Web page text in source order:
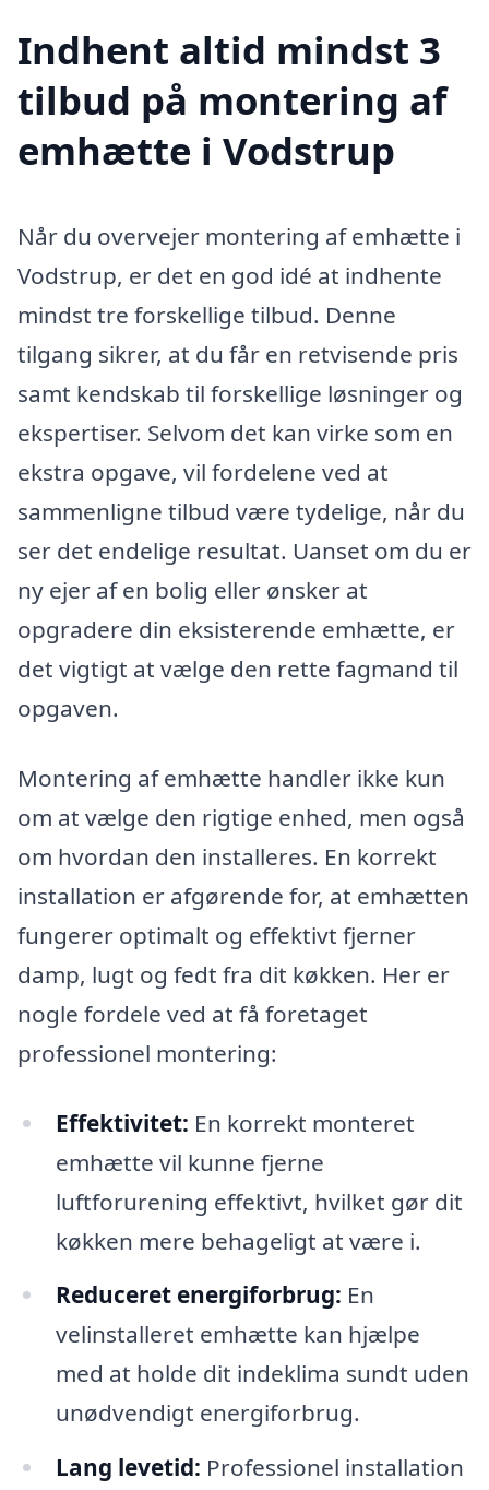
Indhent altid mindst 3
tilbud på montering af
emhætte i Vodstrup
Når du overvejer montering af emhætte i
Vodstrup, er det en god idé at indhente
mindst tre forskellige tilbud. Denne
tilgang sikrer, at du får en retvisende pris
samt kendskab til forskellige løsninger og
ekspertiser. Selvom det kan virke som en
ekstra opgave, vil fordelene ved at
sammenligne tilbud være tydelige, når du
ser det endelige resultat. Uanset om du er
ny ejer af en bolig eller ønsker at
opgradere din eksisterende emhætte, er
det vigtigt at vælge den rette fagmand til
opgaven.
Montering af emhætte handler ikke kun
om at vælge den rigtige enhed, men også
om hvordan den installeres. En korrekt
installation er afgørende for, at emhætten
fungerer optimalt og effektivt fjerner
damp, lugt og fedt fra dit køkken. Her er
nogle fordele ved at få foretaget
professionel montering:
Effektivitet: En korrekt monteret
emhætte vil kunne fjerne
luftforurening effektivt, hvilket gør dit
køkken mere behageligt at være i.
Reduceret energiforbrug: En
velinstalleret emhætte kan hjælpe
med at holde dit indeklima sundt uden
unødvendigt energiforbrug.
Lang levetid: Professionel installation